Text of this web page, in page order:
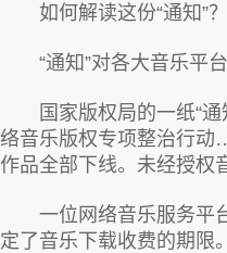
如何解读这份“通知”？
“通知”对各大音乐平台
国家版权局的一纸“通
络音乐版权专项整治行
作品全部下线。未经授权
一位网络音乐服务平台
定了音乐下载收费的期限